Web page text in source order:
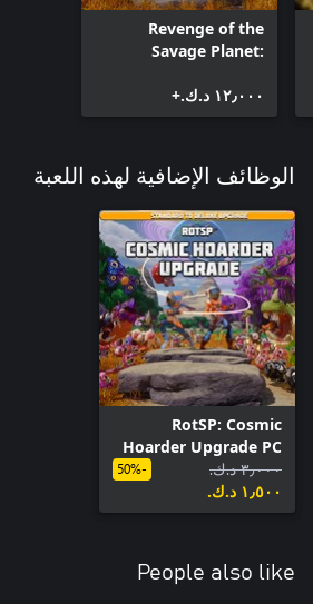
Revenge of the
Savage Planet:
Edition
١٢٫٠٠٠ د.ك.‏+
الوظائف الإضافية لهذه اللعبة
RotSP: Cosmic
Hoarder Upgrade PC
٣٫٠٠٠ د.ك.‏
١٫٥٠٠ د.ك.‏
-50%
People also like